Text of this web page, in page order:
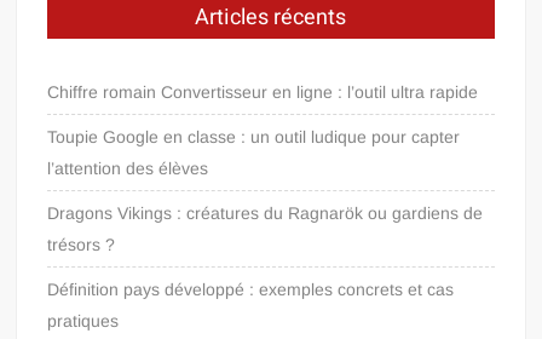
Articles récents
Chiffre romain Convertisseur en ligne : l’outil ultra rapide
Toupie Google en classe : un outil ludique pour capter
l’attention des élèves
Dragons Vikings : créatures du Ragnarök ou gardiens de
trésors ?
Définition pays développé : exemples concrets et cas
pratiques